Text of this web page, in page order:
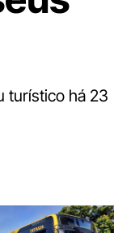
turístico há 23